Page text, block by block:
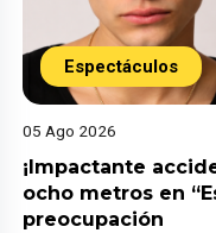
Espectáculos
05 Ago 2026
¡Impactante
ocho metros en
preocupación